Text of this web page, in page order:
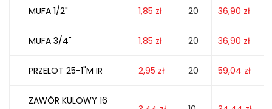
MUFA 1/2" 1,85 zł 20 36,90 zł
MUFA 3/4" 1,85 zł 20 36,90 zł
PRZELOT 25-1"M IR 2,95 zł 20 59,04 zł
ZAWÓR KULOWY 16